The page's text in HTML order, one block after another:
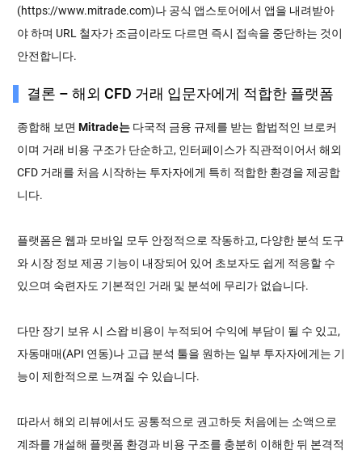
(https://www.mitrade.com)나 공식 앱스토어에서 앱을 내려받아
야 하며 URL 철자가 조금이라도 다르면 즉시 접속을 중단하는 것이
안전합니다.
결론 – 해외 CFD 거래 입문자에게 적합한 플랫폼
종합해 보면 Mitrade는 다국적 금융 규제를 받는 합법적인 브로커
이며 거래 비용 구조가 단순하고, 인터페이스가 직관적이어서 해외
CFD 거래를 처음 시작하는 투자자에게 특히 적합한 환경을 제공합
니다.
플랫폼은 웹과 모바일 모두 안정적으로 작동하고, 다양한 분석 도구
와 시장 정보 제공 기능이 내장되어 있어 초보자도 쉽게 적응할 수
있으며 숙련자도 기본적인 거래 및 분석에 무리가 없습니다.
다만 장기 보유 시 스왑 비용이 누적되어 수익에 부담이 될 수 있고,
자동매매(API 연동)나 고급 분석 툴을 원하는 일부 투자자에게는 기
능이 제한적으로 느껴질 수 있습니다.
따라서 해외 리뷰에서도 공통적으로 권고하듯 처음에는 소액으로
계좌를 개설해 플랫폼 환경과 비용 구조를 충분히 이해한 뒤 본격적